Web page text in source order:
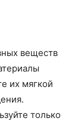
веществ
их мягкой
только